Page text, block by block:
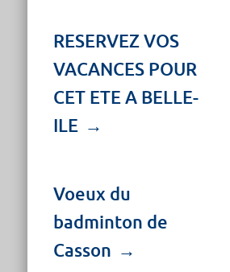
RESERVEZ VOS
VACANCES POUR
CET ETE A BELLE-
ILE
Voeux du
badminton de
Casson